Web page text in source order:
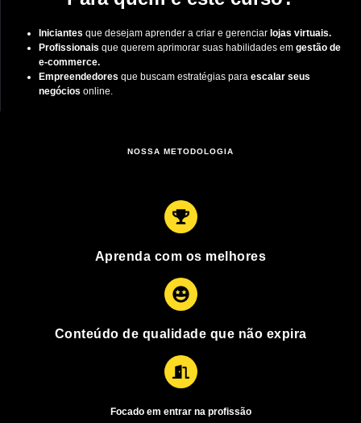
Iniciantes que desejam aprender a criar e gerenciar lojas virtuais.
Profissionais que querem aprimorar suas habilidades em gestão de
e-commerce.
Empreendedores que buscam estratégias para escalar seus
negócios online.
NOSSA METODOLOGIA
Aprenda com os melhores
Conteúdo de qualidade que não expira
Focado em entrar na profissão